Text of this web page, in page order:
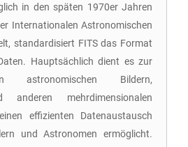
in den späten 1970er Jahren
Internationalen Astronomischen
standardisiert FITS das Format
Hauptsächlich dient es zur
astronomischen Bildern,
anderen mehrdimensionalen
effizienten Datenaustausch
und Astronomen ermöglicht.